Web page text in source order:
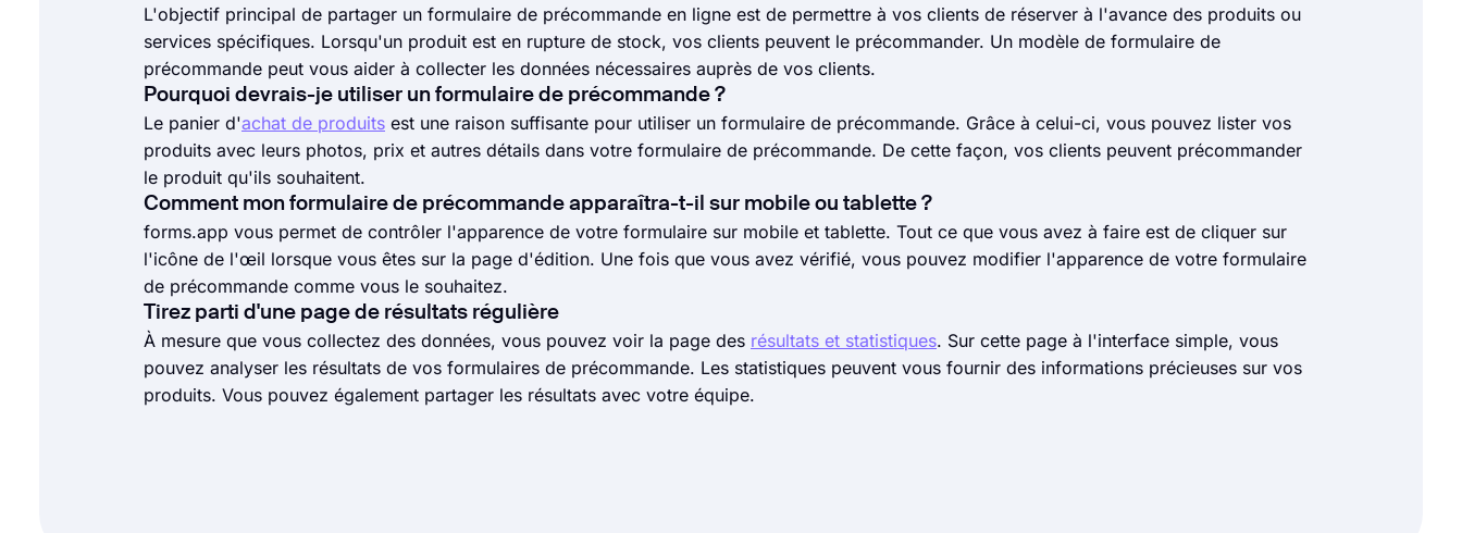
FormulairesL'objectif principal de partager un formulaire de précommande en ligne est de permettre à vos clients de réserver à l'avance des produits ou
services spécifiques. Lorsqu'un produit est en rupture de stock, vos clients peuvent le précommander. Un modèle de formulaire de
précommande peut vous aider à collecter les données nécessaires auprès de vos clients.
Pourquoi devrais-je utiliser un formulaire de précommande ?
Le panier d'achat de produits est une raison suffisante pour utiliser un formulaire de précommande. Grâce à celui-ci, vous pouvez lister vos
produits avec leurs photos, prix et autres détails dans votre formulaire de précommande. De cette façon, vos clients peuvent précommander
le produit qu'ils souhaitent.
Comment mon formulaire de précommande apparaîtra-t-il sur mobile ou tablette ?
forms.app vous permet de contrôler l'apparence de votre formulaire sur mobile et tablette. Tout ce que vous avez à faire est de cliquer sur
l'icône de l'œil lorsque vous êtes sur la page d'édition. Une fois que vous avez vérifié, vous pouvez modifier l'apparence de votre formulaire
de précommande comme vous le souhaitez.
Tirez parti d'une page de résultats régulière
À mesure que vous collectez des données, vous pouvez voir la page des résultats et statistiques. Sur cette page à l'interface simple, vous
pouvez analyser les résultats de vos formulaires de précommande. Les statistiques peuvent vous fournir des informations précieuses sur vos
produits. Vous pouvez également partager les résultats avec votre équipe.